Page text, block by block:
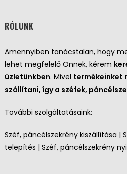
RÓLUNK
Amennyiben tanácstalan, hogy
lehet megfelelő Önnek, kérem
üzletünkben. Mivel termékeinket
szállítani, így a széfek,
További szolgáltatásaink:
Széf, páncélszekrény kiszállítása |
telepítés | Széf, páncélszekrény